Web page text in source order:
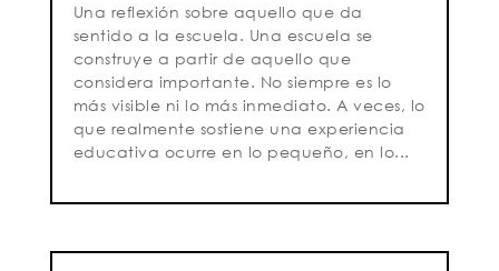
Una reflexión sobre aquello que da
sentido a la escuela. Una escuela se
construye a partir de aquello que
considera importante. No siempre es lo
más visible ni lo más inmediato. A veces, lo
que realmente sostiene una experiencia
educativa ocurre en lo pequeño, en lo...